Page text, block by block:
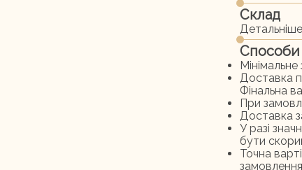
Склад
Способи
Доставка
Фінальна
При
Доставка
У разі
бути
Точна